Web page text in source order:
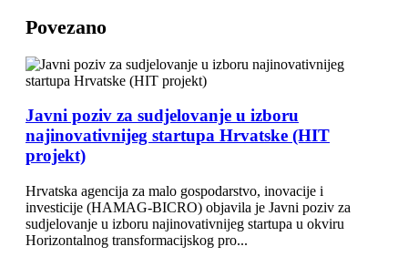
Povezano
Javni poziv za sudjelovanje u izboru
najinovativnijeg startupa Hrvatske (HIT
projekt)
Hrvatska agencija za malo gospodarstvo, inovacije i
investicije (HAMAG-BICRO) objavila je Javni poziv za
sudjelovanje u izboru najinovativnijeg startupa u okviru
Horizontalnog transformacijskog pro...